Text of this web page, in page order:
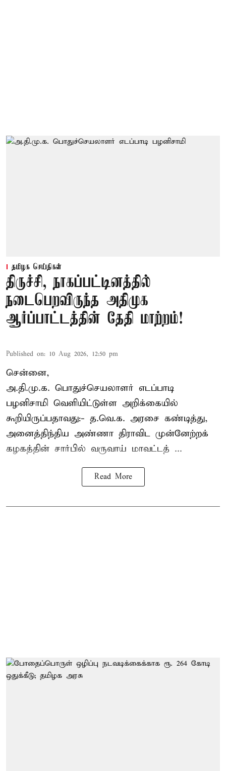
தமிழக செய்திகள்
திருச்சி, நாகப்பட்டினத்தில்
நடைபெறவிருந்த அதிமுக
ஆர்ப்பாட்டத்தின் தேதி மாற்றம்!
Published on: 10 Aug 2026, 12:50 pm
சென்னை,
அ.தி.மு.க. பொதுச்செயலாளர் எடப்பாடி
பழனிசாமி வெளியிட்டுள்ள அறிக்கையில்
கூறியிருப்பதாவது:- த.வெ.க. அரசை கண்டித்து,
அனைத்திந்திய அண்ணா திராவிட முன்னேற்றக்
கழகத்தின் சார்பில் வருவாய் மாவட்டத் ...
Read More